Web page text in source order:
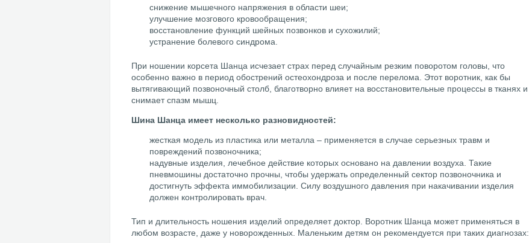
снижение мышечного напряжения в области шеи;
улучшение мозгового кровообращения;
восстановление функций шейных позвонков и сухожилий;
устранение болевого синдрома.
При ношении корсета Шанца исчезает страх перед случайным резким поворотом головы, что
особенно важно в период обострений остеохондроза и после перелома. Этот воротник, как бы
вытягивающий позвоночный столб, благотворно влияет на восстановительные процессы в тканях и
снимает спазм мышц.
Шина Шанца имеет несколько разновидностей:
жесткая модель из пластика или металла – применяется в случае серьезных травм и
повреждений позвоночника;
надувные изделия, лечебное действие которых основано на давлении воздуха. Такие
пневмошины достаточно прочны, чтобы удержать определенный сектор позвоночника и
достигнуть эффекта иммобилизации. Силу воздушного давления при накачивании изделия
должен контролировать врач.
Тип и длительность ношения изделий определяет доктор. Воротник Шанца может применяться в
любом возрасте, даже у новорожденных. Маленьким детям он рекомендуется при таких диагнозах: